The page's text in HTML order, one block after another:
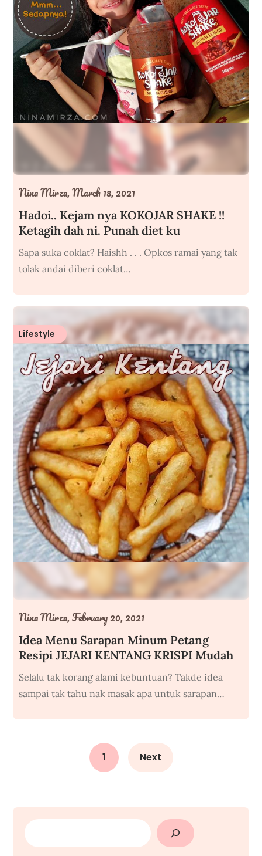
Hadoi.. Kejam nya KOKOJAR SHAKE !!
Ketagih dah ni. Punah diet ku
Nina Mirza,March 18, 2021
Sapa suka coklat? Haishh . . . Opkos ramai yang tak
tolak andai diberi coklat…
Lifestyle
Idea Menu Sarapan Minum Petang
Resipi JEJARI KENTANG KRISPI Mudah
Nina Mirza,February 20, 2021
Selalu tak korang alami kebuntuan? Takde idea
sampai tak tahu nak masak apa untuk sarapan…
1 Next
SEARCH